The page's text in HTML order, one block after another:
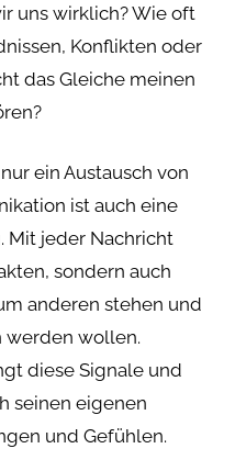
uns wirklich? Wie oft
Konflikten oder
das Gleiche meinen
ein Austausch von
ist auch eine
Mit jeder Nachricht
sondern auch
anderen stehen und
werden wollen.
diese Signale und
seinen eigenen
und Gefühlen.